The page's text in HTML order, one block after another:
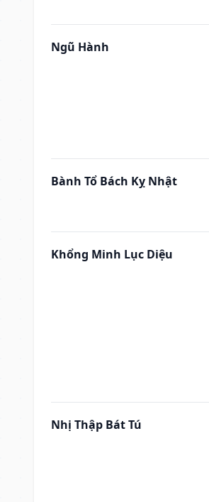
Ngũ Hành
Bành Tổ Bách Kỵ Nhật
Khổng Minh Lục Diệu
Nhị Thập Bát Tú